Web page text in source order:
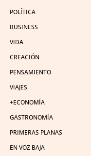
POLÍTICA
BUSINESS
VIDA
CREACIÓN
PENSAMIENTO
VIAJES
+ECONOMÍA
GASTRONOMÍA
PRIMERAS PLANAS
EN VOZ BAJA